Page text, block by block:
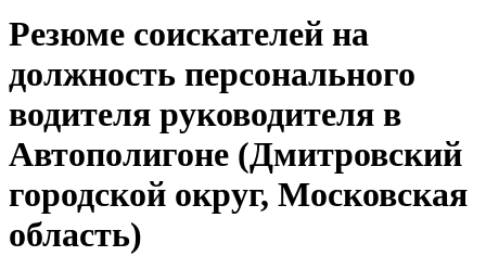
Резюме соискателей на
должность персонального
водителя руководителя в
Автополигоне (Дмитровский
городской округ, Московская
область)